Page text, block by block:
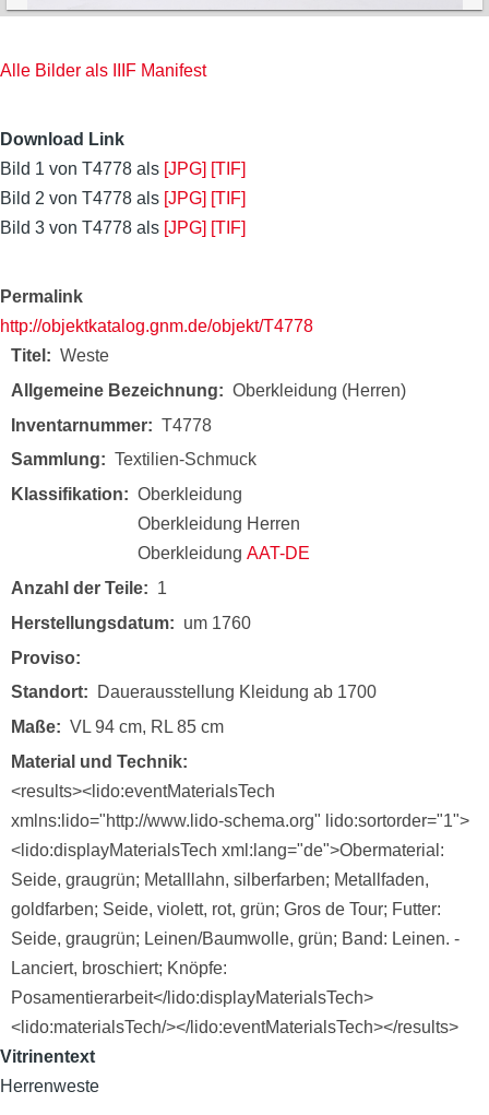
Alle Bilder als IIIF Manifest
Download Link
Bild 1 von T4778 als [JPG] [TIF]
Bild 2 von T4778 als [JPG] [TIF]
Bild 3 von T4778 als [JPG] [TIF]
Permalink
http://objektkatalog.gnm.de/objekt/T4778
Titel
Weste
Allgemeine Bezeichnung
Oberkleidung (Herren)
Inventarnummer
T4778
Sammlung
Textilien-Schmuck
Klassifikation
Oberkleidung
Oberkleidung Herren
Oberkleidung AAT-DE
Anzahl der Teile
1
Herstellungsdatum
um 1760
Proviso
Standort
Dauerausstellung Kleidung ab 1700
Maße
VL 94 cm, RL 85 cm
Material und Technik
<results><lido:eventMaterialsTech
xmlns:lido="http://www.lido-schema.org" lido:sortorder="1">
<lido:displayMaterialsTech xml:lang="de">Obermaterial:
Seide, graugrün; Metalllahn, silberfarben; Metallfaden,
goldfarben; Seide, violett, rot, grün; Gros de Tour; Futter:
Seide, graugrün; Leinen/Baumwolle, grün; Band: Leinen. -
Lanciert, broschiert; Knöpfe:
Posamentierarbeit</lido:displayMaterialsTech>
<lido:materialsTech/></lido:eventMaterialsTech></results>
Vitrinentext
Herrenweste